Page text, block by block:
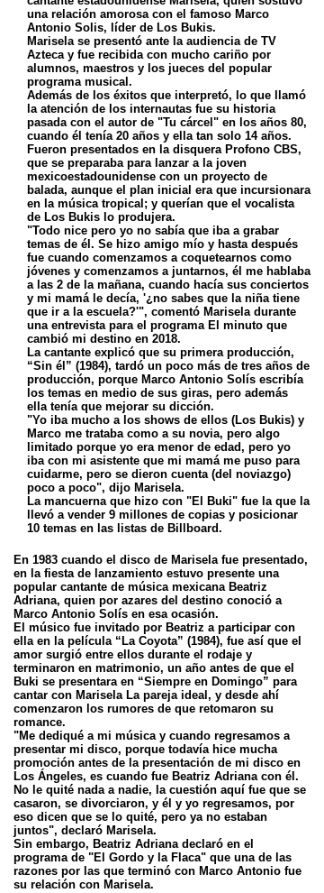
una relación amorosa con el famoso Marco
Antonio Solis, líder de Los Bukis.
Marisela se presentó ante la audiencia de TV
Azteca y fue recibida con mucho cariño por
alumnos, maestros y los jueces del popular
programa musical.
Además de los éxitos que interpretó, lo que llamó
la atención de los internautas fue su historia
pasada con el autor de "Tu cárcel" en los años 80,
cuando él tenía 20 años y ella tan solo 14 años.
Fueron presentados en la disquera Profono CBS,
que se preparaba para lanzar a la joven
mexicoestadounidense con un proyecto de
balada, aunque el plan inicial era que incursionara
en la música tropical; y querían que el vocalista
de Los Bukis lo produjera.
"Todo nice pero yo no sabía que iba a grabar
temas de él. Se hizo amigo mío y hasta después
fue cuando comenzamos a coquetearnos como
jóvenes y comenzamos a juntarnos, él me hablaba
a las 2 de la mañana, cuando hacía sus conciertos
y mi mamá le decía, '¿no sabes que la niña tiene
que ir a la escuela?'", comentó Marisela durante
una entrevista para el programa El minuto que
cambió mi destino en 2018.
La cantante explicó que su primera producción,
“Sin él” (1984), tardó un poco más de tres años de
producción, porque Marco Antonio Solís escribía
los temas en medio de sus giras, pero además
ella tenía que mejorar su dicción.
"Yo iba mucho a los shows de ellos (Los Bukis) y
Marco me trataba como a su novia, pero algo
limitado porque yo era menor de edad, pero yo
iba con mi asistente que mi mamá me puso para
cuidarme, pero se dieron cuenta (del noviazgo)
poco a poco", dijo Marisela.
La mancuerna que hizo con "El Buki" fue la que la
llevó a vender 9 millones de copias y posicionar
10 temas en las listas de Billboard.
En 1983 cuando el disco de Marisela fue presentado,
en la fiesta de lanzamiento estuvo presente una
popular cantante de música mexicana Beatriz
Adriana, quien por azares del destino conoció a
Marco Antonio Solís en esa ocasión.
El músico fue invitado por Beatriz a participar con
ella en la película “La Coyota” (1984), fue así que el
amor surgió entre ellos durante el rodaje y
terminaron en matrimonio, un año antes de que el
Buki se presentara en “Siempre en Domingo” para
cantar con Marisela La pareja ideal, y desde ahí
comenzaron los rumores de que retomaron su
romance.
"Me dediqué a mi música y cuando regresamos a
presentar mi disco, porque todavía hice mucha
promoción antes de la presentación de mi disco en
Los Ángeles, es cuando fue Beatriz Adriana con él.
No le quité nada a nadie, la cuestión aquí fue que se
casaron, se divorciaron, y él y yo regresamos, por
eso dicen que se lo quité, pero ya no estaban
juntos", declaró Marisela.
Sin embargo, Beatriz Adriana declaró en el
programa de "El Gordo y la Flaca" que una de las
razones por las que terminó con Marco Antonio fue
su relación con Marisela.